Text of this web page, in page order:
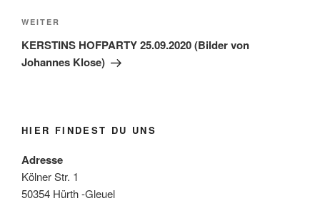
Nächster
Beitrag
WEITER
KERSTINS HOFPARTY 25.09.2020 (Bilder von
Johannes Klose)
HIER FINDEST DU UNS
Adresse
Kölner Str. 1
50354 Hürth -Gleuel